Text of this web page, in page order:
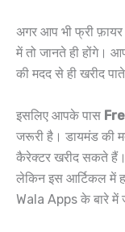
अगर आप भी फ्री
में तो जानते ही होंगे।
की मदद से ही खरीद
इसलिए आपके पास
जरूरी है। डायमंड की
कैरेक्टर खरीद सकते
लेकिन इस आर्टिकल में
Wala Apps के बारे में